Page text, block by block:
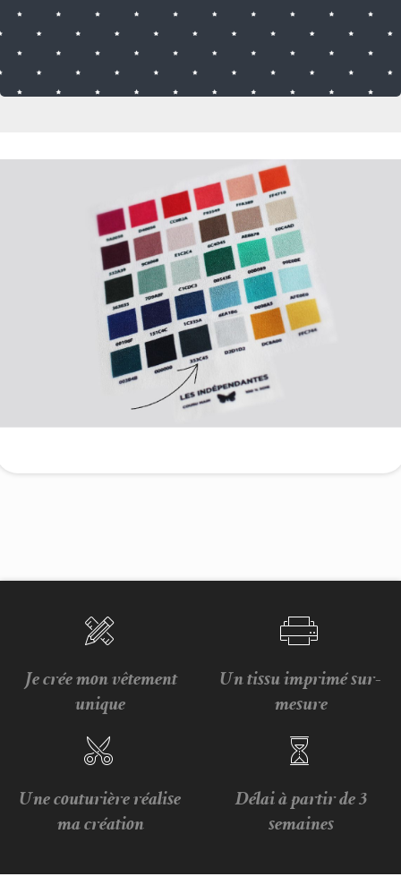
Je crée mon vêtement
unique
Un tissu imprimé sur-
mesure
Une couturière réalise
ma création
Délai à partir de 3
semaines